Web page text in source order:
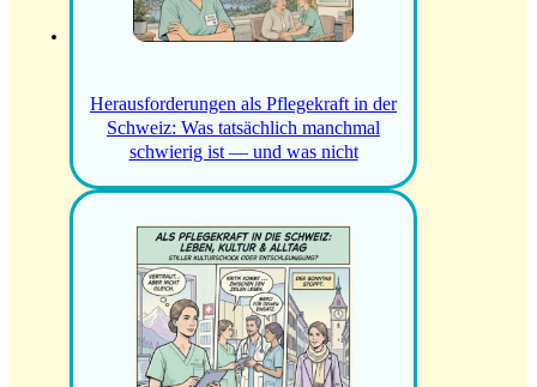
Herausforderungen als Pflegekraft in der
Schweiz: Was tatsächlich manchmal
schwierig ist — und was nicht